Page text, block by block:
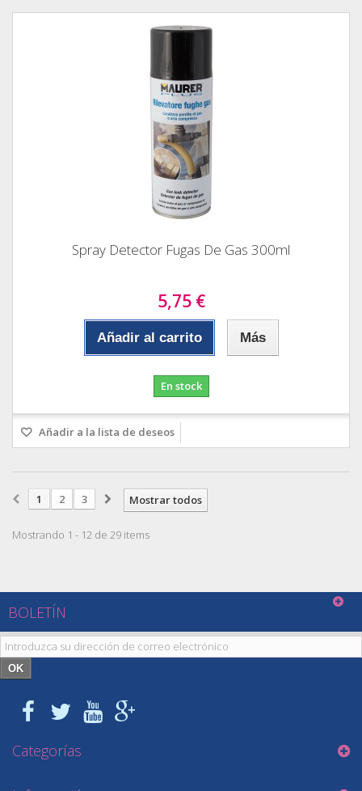
Spray Detector Fugas De Gas 300ml
5,75 €
Añadir al carrito Más
En stock
Añadir a la lista de deseos
Mostrar todos
1 2 3
Mostrando 1 - 12 de 29 items
BOLETÍN
OK
Categorías